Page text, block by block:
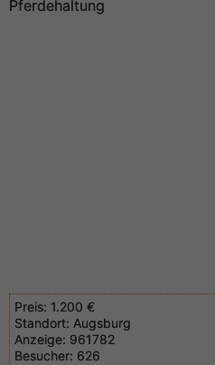
Pferdehaltung
Preis: 1.200 €
Standort: Augsburg
Anzeige: 961782
Besucher: 626